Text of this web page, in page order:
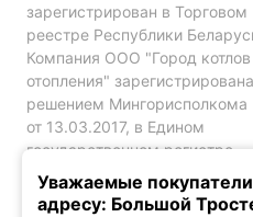
зарегистрирован в Торговом
реестре Республики
Компания ООО "Город
отопления" зарегистрирована
решением Мингорисполкома
от 13.03.2017, в Едином
государственном регистре
юр. лиц и индивидуальных
предпринимателей за
Уважаемые
адресу: Большой